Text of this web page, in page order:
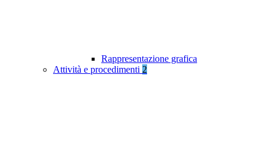
Rappresentazione grafica
Attività e procedimenti 2